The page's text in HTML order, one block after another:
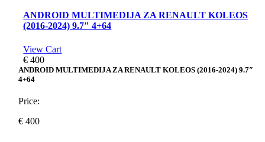
ANDROID MULTIMEDIJA ZA RENAULT KOLEOS
(2016-2024) 9.7″ 4+64
View Cart
€ 400
ANDROID MULTIMEDIJA ZA RENAULT KOLEOS (2016-2024) 9.7″
4+64
Price:
€ 400